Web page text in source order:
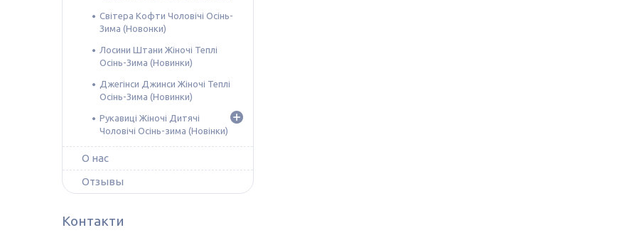
Світера Кофти Чоловічі Осінь-
Зима (Новонки)
Лосини Штани Жіночі Теплі
Осінь-Зима (Новинки)
Джегінси Джинси Жіночі Теплі
Осінь-Зима (Новинки)
Рукавиці Жіночі Дитячі
Чоловічі Осінь-зима (Новінки)
О нас
Отзывы
Контакти